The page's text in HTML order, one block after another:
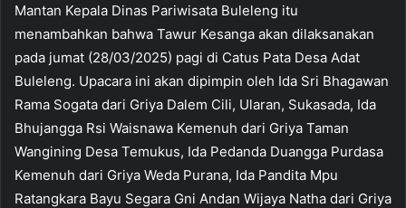
Mantan Kepala Dinas Pariwisata Buleleng itu
menambahkan bahwa Tawur Kesanga akan dilaksanakan
pada jumat (28/03/2025) pagi di Catus Pata Desa Adat
Buleleng. Upacara ini akan dipimpin oleh Ida Sri Bhagawan
Rama Sogata dari Griya Dalem Cili, Ularan, Sukasada, Ida
Bhujangga Rsi Waisnawa Kemenuh dari Griya Taman
Wangining Desa Temukus, Ida Pedanda Duangga Purdasa
Kemenuh dari Griya Weda Purana, Ida Pandita Mpu
Ratangkara Bayu Segara Gni Andan Wijaya Natha dari Griya